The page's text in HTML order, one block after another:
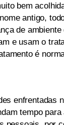
bem
antigo,
de
e usam o
é
enfrentadas
tempo